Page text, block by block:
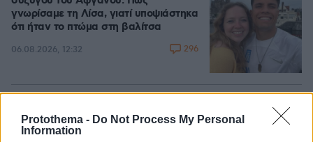
Protothema - Do Not Process My Personal
Information
γνωρίσαμε τη Λίσα, γιατί υποψιάστηκα
ότι ήταν το πτώμα στη βαλίτσα
06.08.2026, 12:32 296
συμβίωνε με αγέλη λύκων στην
Κεντρική Μακεδονία: Καλό ταξίδι